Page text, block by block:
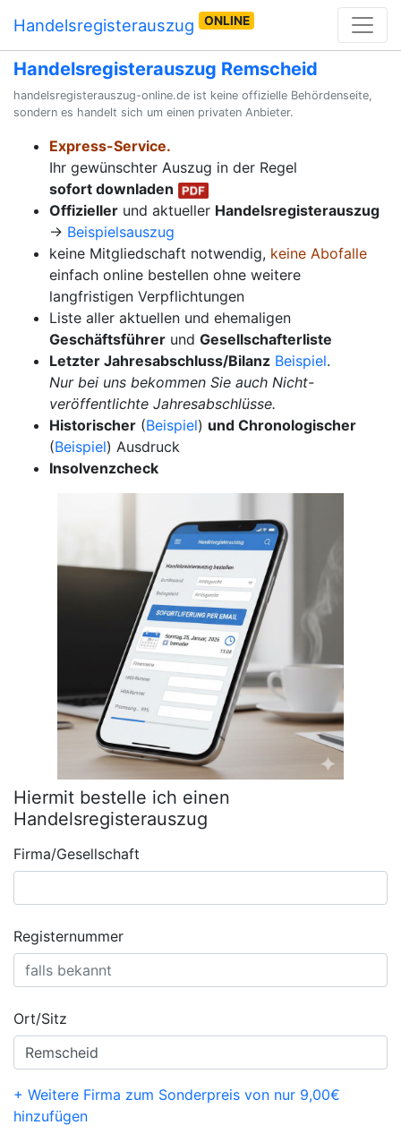
Handelsregisterauszug ONLINE
Handelsregisterauszug Remscheid
handelsregisterauszug-online.de ist keine offizielle Behördenseite,
sondern es handelt sich um einen privaten Anbieter.
Express-Service.
Ihr gewünschter Auszug in der Regel
sofort downladen
Offizieller und aktueller Handelsregisterauszug
→ Beispielsauszug
keine Mitgliedschaft notwendig, keine Abofalle
einfach online bestellen ohne weitere
langfristigen Verpflichtungen
Liste aller aktuellen und ehemaligen
Geschäftsführer und Gesellschafterliste
Letzter Jahresabschluss/Bilanz Beispiel.
Nur bei uns bekommen Sie auch Nicht-
veröffentlichte Jahresabschlüsse.
Historischer (Beispiel) und Chronologischer
(Beispiel) Ausdruck
Insolvenzcheck
Hiermit bestelle ich einen
Handelsregisterauszug
Firma/Gesellschaft
Registernummer
Ort/Sitz
+ Weitere Firma zum Sonderpreis von nur 9,00€
hinzufügen